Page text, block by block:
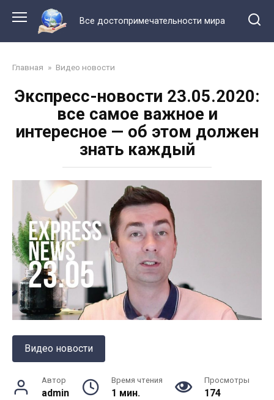
контенту
Все достопримечательности мира
Главная » Видео новости
Экспресс-новости 23.05.2020:
все самое важное и
интересное — об этом должен
знать каждый
Видео новости
Автор
admin
Время чтения
1 мин.
Просмотры
174